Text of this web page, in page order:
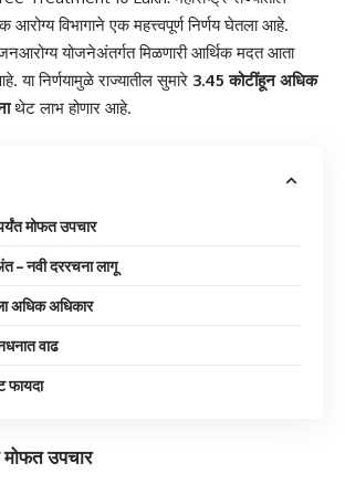
आरोग्य विभागाने एक महत्त्वपूर्ण निर्णय घेतला आहे.
जनआरोग्य योजनेअंतर्गत मिळणारी आर्थिक मदत आता
या निर्णयामुळे राज्यातील सुमारे 3.45 कोटींहून अधिक
थेट लाभ होणार आहे.
मोफत उपचार
– नवी दररचना लागू
अधिक अधिकार
वाढ
फायदा
मोफत उपचार